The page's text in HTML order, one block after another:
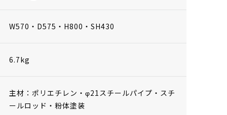
W570・D575・H800・SH430
6.7kg
主材：ポリエチレン・φ21スチールパイプ・スチ
ールロッド・粉体塗装